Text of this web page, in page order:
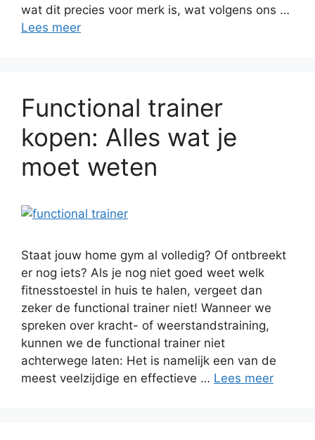
wat dit precies voor merk is, wat volgens ons …
Lees meer
Functional trainer
kopen: Alles wat je
moet weten
Staat jouw home gym al volledig? Of ontbreekt
er nog iets? Als je nog niet goed weet welk
fitnesstoestel in huis te halen, vergeet dan
zeker de functional trainer niet! Wanneer we
spreken over kracht- of weerstandstraining,
kunnen we de functional trainer niet
achterwege laten: Het is namelijk een van de
meest veelzijdige en effectieve … Lees meer